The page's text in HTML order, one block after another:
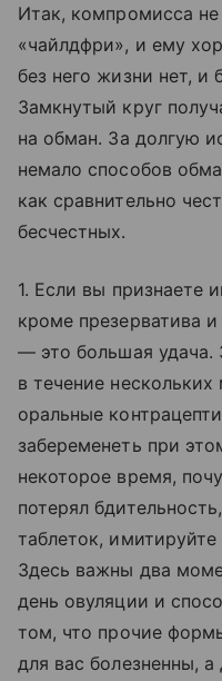
Итак, компромисса
«чайлдфри», и ему
без него жизни нет, и
Замкнутый круг
на обман. За долгую
немало способов
как сравнительно
бесчестных.
1. Если вы признаете
кроме презерватива
— это большая удача.
в течение
оральные
забеременеть при
некоторое время,
потерял
таблеток,
Здесь важны два
день овуляции и
том, что прочие
для вас болезненны,